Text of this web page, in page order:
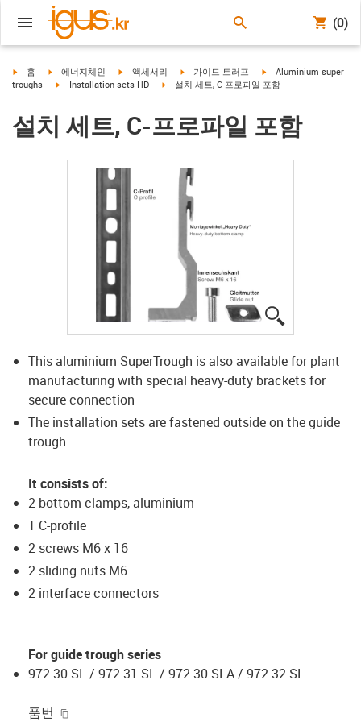
(0)
igus-icon-arrow-right
홈 igus-icon-arrow-right
에너지체인 igus-icon-arrow-right
액세서리 igus-icon-arrow-right
가이드 트러프 igus-icon-arrow-right
Aluminium super
troughs
igus-icon-arrow-right
Installation sets HD igus-icon-arrow-right
설치 세트, C-프로파일 포함
설치 세트, C-프로파일 포함
This aluminium SuperTrough is also available for plant
manufacturing with special heavy-duty brackets for
secure connection
The installation sets are fastened outside on the guide
trough
It consists of:
2 bottom clamps, aluminium
1 C-profile
2 screws M6 x 16
2 sliding nuts M6
2 interface connectors
For guide trough series
972.30.SL / 972.31.SL / 972.30.SLA / 972.32.SL
품번